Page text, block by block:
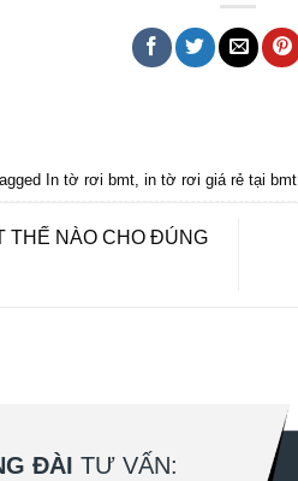
In tờ rơi bmt in tờ rơi giá rẻ tại bmt
THẾ NÀO CHO ĐÚNG
ĐÀI TƯ VẤN: